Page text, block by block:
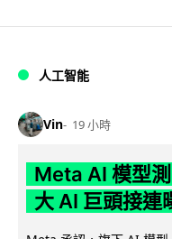
人工智能
Vin 19 小時
Meta AI 模型
大 AI 巨頭接連